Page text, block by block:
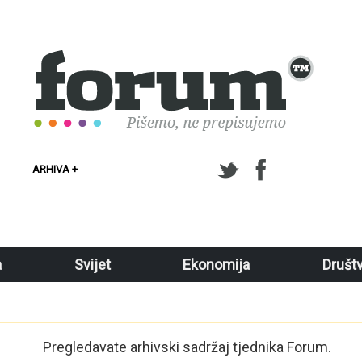
ARHIVA +
Svijet Ekonomija
Pregledavate arhivski sadržaj tjednika Forum.